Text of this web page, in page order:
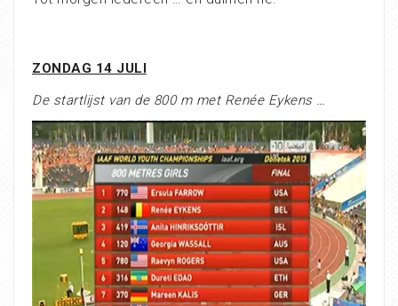
ZONDAG 14 JULI
De startlijst van de 800 m met Renée Eykens …